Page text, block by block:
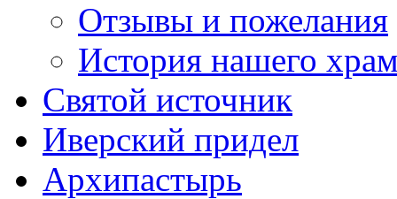
Отзывы и пожелания
История нашего
Святой источник
Иверский придел
Архипастырь